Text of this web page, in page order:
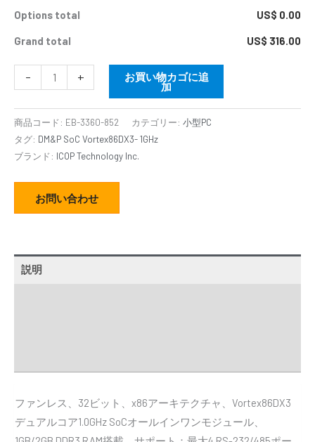
Options total US$ 0.00
Grand total US$ 316.00
- + お買い物カゴに追
加
商品コード: EB-3360-852 カテゴリー: 小型PC
タグ: DM&P SoC Vortex86DX3- 1GHz
ブランド: ICOP Technology Inc.
お問い合わせ
説明
ファンレス、32ビット、x86アーキテクチャ、Vortex86DX3
デュアルコア1.0GHz SoCオールインワンモジュール、